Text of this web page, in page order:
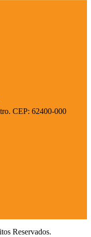
CEP: 62400-000
Reservados.